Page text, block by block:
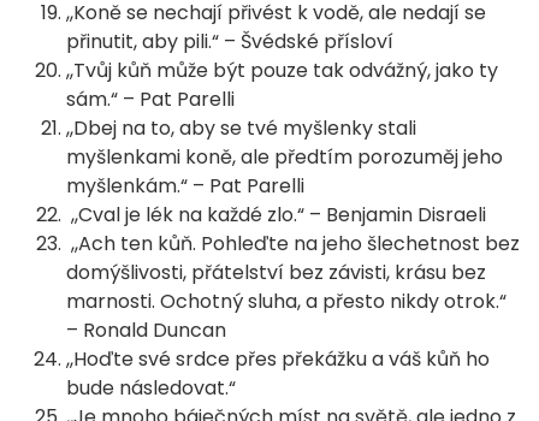
,,Koně se nechají přivést k vodě, ale nedají se
přinutit, aby pili.“ – Švédské přísloví
,,Tvůj kůň může být pouze tak odvážný, jako ty
sám.“ – Pat Parelli
,,Dbej na to, aby se tvé myšlenky stali
myšlenkami koně, ale předtím porozuměj jeho
myšlenkám.“ – Pat Parelli
,,Cval je lék na každé zlo.“ – Benjamin Disraeli
,,Ach ten kůň. Pohleďte na jeho šlechetnost bez
domýšlivosti, přátelství bez závisti, krásu bez
marnosti. Ochotný sluha, a přesto nikdy otrok.“
– Ronald Duncan
,,Hoďte své srdce přes překážku a váš kůň ho
bude následovat.“